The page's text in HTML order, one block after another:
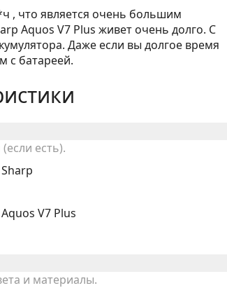
, что является очень большим
Aquos V7 Plus живет очень долго. С
Даже если вы долгое время
с батареей.
есть).
Sharp
Aquos V7 Plus
и материалы.